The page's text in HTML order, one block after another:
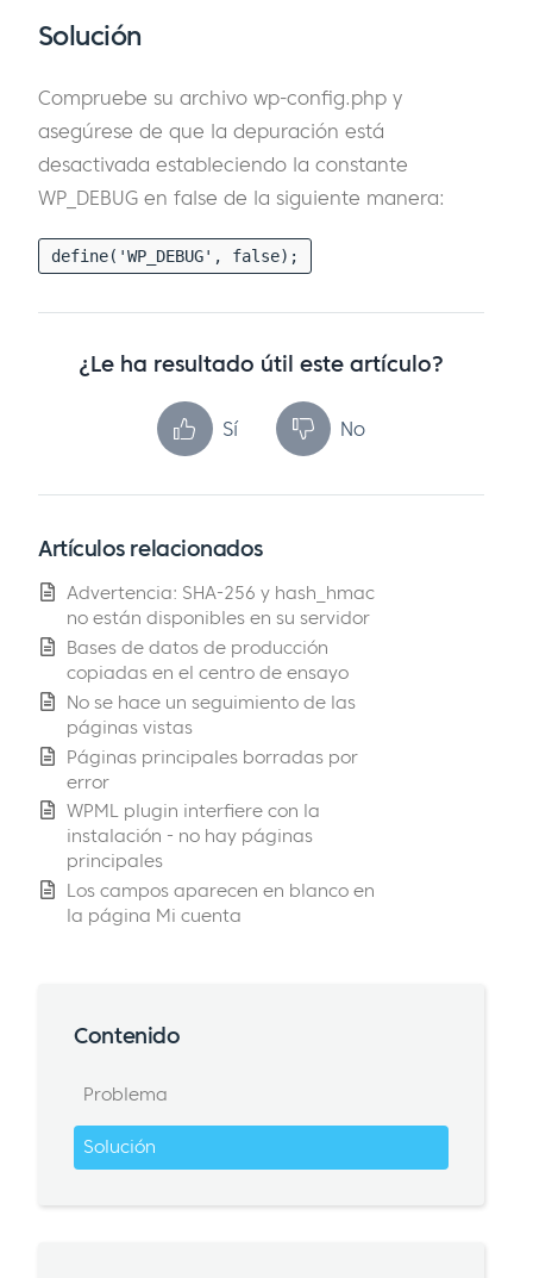
Solución
Compruebe su archivo wp-config.php y
asegúrese de que la depuración está
desactivada estableciendo la constante
WP_DEBUG en false de la siguiente manera:
define('WP_DEBUG', false);
¿Le ha resultado útil este artículo?
Sí No
Artículos relacionados
Advertencia: SHA-256 y hash_hmac
no están disponibles en su servidor
Bases de datos de producción
copiadas en el centro de ensayo
No se hace un seguimiento de las
páginas vistas
Páginas principales borradas por
error
WPML plugin interfiere con la
instalación - no hay páginas
principales
Los campos aparecen en blanco en
la página Mi cuenta
Contenido
Problema
Solución